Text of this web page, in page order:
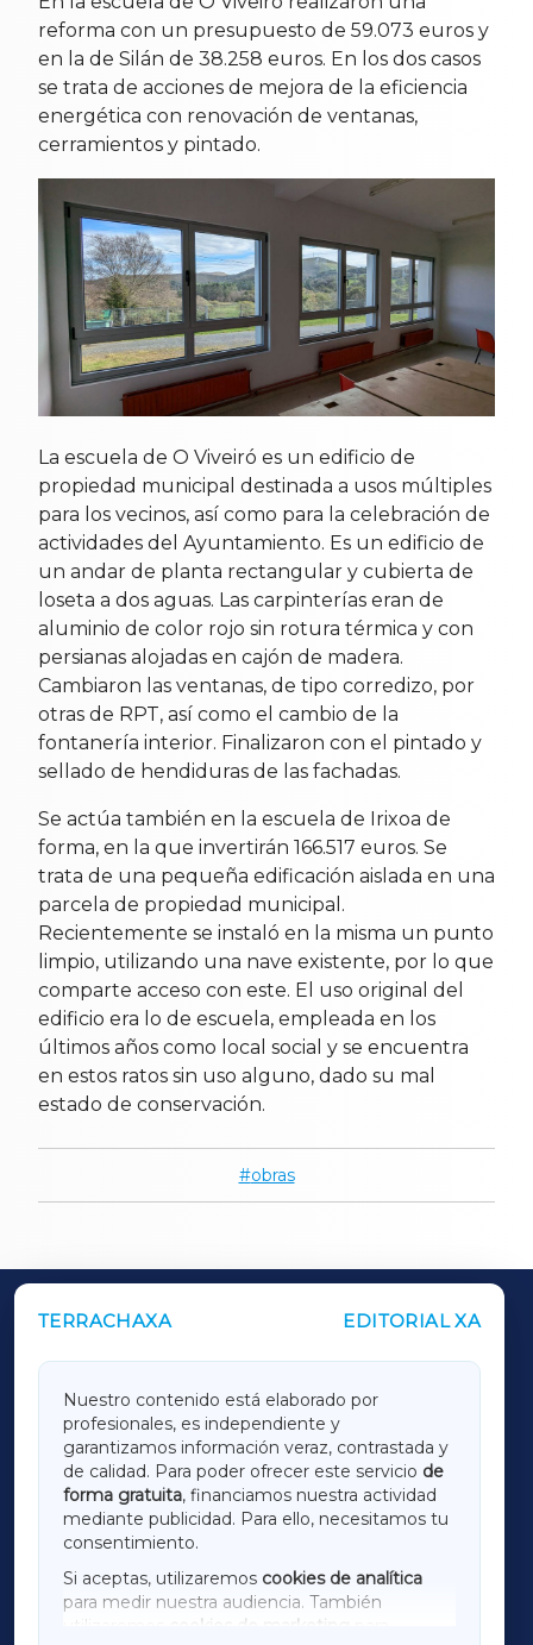
reforma con un presupuesto de 59.073 euros y
en la de Silán de 38.258 euros. En los dos casos
se trata de acciones de mejora de la eficiencia
energética con renovación de ventanas,
cerramientos y pintado.
La escuela de O Viveiró es un edificio de
propiedad municipal destinada a usos múltiples
para los vecinos, así como para la celebración de
actividades del Ayuntamiento. Es un edificio de
un andar de planta rectangular y cubierta de
loseta a dos aguas. Las carpinterías eran de
aluminio de color rojo sin rotura térmica y con
persianas alojadas en cajón de madera.
Cambiaron las ventanas, de tipo corredizo, por
otras de RPT, así como el cambio de la
fontanería interior. Finalizaron con el pintado y
sellado de hendiduras de las fachadas.
Se actúa también en la escuela de Irixoa de
forma, en la que invertirán 166.517 euros. Se
trata de una pequeña edificación aislada en una
parcela de propiedad municipal.
Recientemente se instaló en la misma un punto
limpio, utilizando una nave existente, por lo que
comparte acceso con este. El uso original del
edificio era lo de escuela, empleada en los
últimos años como local social y se encuentra
en estos ratos sin uso alguno, dado su mal
estado de conservación.
obras
TERRACHAXA EDITORIAL XA
Nuestro contenido está elaborado por
profesionales, es independiente y
garantizamos información veraz, contrastada y
de calidad. Para poder ofrecer este servicio de
forma gratuita, financiamos nuestra actividad
mediante publicidad. Para ello, necesitamos tu
consentimiento.
Si aceptas, utilizaremos cookies de analítica
para medir nuestra audiencia. También
utilizaremos
cookies de marketing
OUTROS PERIÓDICOS
LUGOXA
TERRACHAXA
AMARIÑAXA